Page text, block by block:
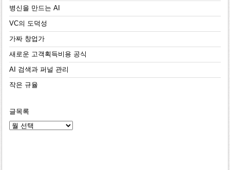
병신을 만드는 AI
VC의 도덕성
가짜 창업가
새로운 고객획득비용 공식
AI 검색과 퍼널 관리
작은 규율
글목록
글